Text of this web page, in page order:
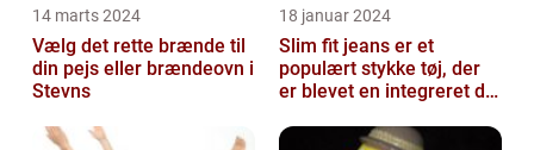
14 marts 2024
Vælg det rette brænde til
din pejs eller brændeovn i
Stevns
18 januar 2024
Slim fit jeans er et
populært stykke tøj, der
er blevet en integreret del
garder...